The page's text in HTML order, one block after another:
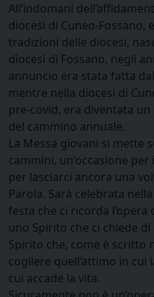
All’indomani
diocesi di Cuneo-
tradizioni delle diocesi,
diocesi di Fossano, negli
annuncio era stata fatta
mentre nella diocesi di
pre-covid, era diventata
del cammino annuale.
La Messa giovani si mette
cammini, un’occasione
per lasciarci ancora una
Parola. Sarà celebrata
festa che ci ricorda
uno Spirito che ci chiede
Spirito che, come è scritto
cogliere quell’attimo in cui
cui accade la vita.